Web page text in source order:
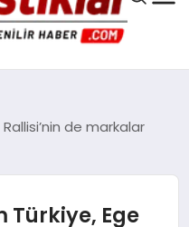
de markalar
Türkiye, Ege